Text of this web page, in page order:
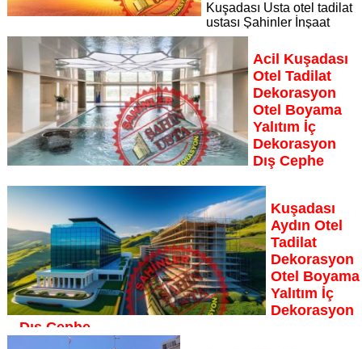
Kuşadası Usta otel tadilat
ustası Şahinler İnşaat
Dekorasyon, otelinizin her köşesini yenileyerek misafirlerinize
unutulmaz bir konaklama deneyimi sunuyor
Sayfaya Git
Acil Kuşadası
Otel Tadilat
Dekorasyon
Otel Boyama
Yalıtım İç
Dekorasyon
Dış Cephe
Acil Kuşadası otel tadilat ustası Şahinler İnşaat Dekorasyon,
otelinizin her köşesini yenileyerek misafirlerinize unutulmaz
bir konaklama deneyimi sunuyor
Sayfaya Git
Kuşadası
Aydın Otel
Tadilat
Dekorasyon
Otel Boyama
Yalıtım İç
Dekorasyon
Dış Cephe